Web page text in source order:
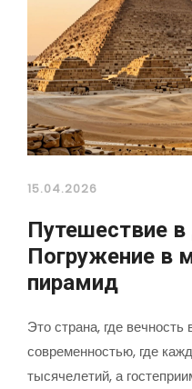
15.04.2026
Путешествие в
Погружение в
пирамид
Это страна, где вечность
современностью, где
тысячелетий, а